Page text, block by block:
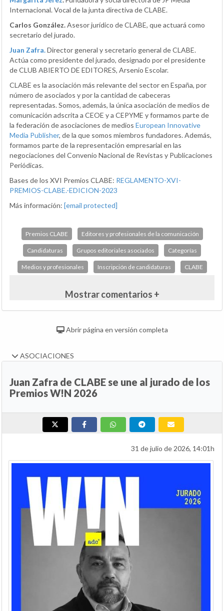
Internacional. Vocal de la junta directiva de CLABE.
Carlos González.Asesor jurídico de CLABE, que actuará como
secretario del jurado.
Juan Zafra.Director general y secretario general de CLABE.
Actúa como presidente del jurado, designado por el presidente
de CLUB ABIERTO DE EDITORES, Arsenio Escolar.
CLABE es la asociación más relevante del sector en España, por
número de asociados y por la cantidad de cabeceras
representadas. Somos, además, la única asociación de medios de
comunicación adscrita a CEOE y a CEPYME y formamos parte de
la federación de asociaciones de medios European Innovative
Media Publisher, de la que somos miembros fundadores. Además,
formamos parte de la representación empresarial en las
negociaciones del Convenio Nacional de Revistas y Publicaciones
Periódicas.
Bases de los XVI Premios CLABE: REGLAMENTO-XVI-
PREMIOS-CLABE.-EDICION-2023
Más información: [email protected]
Premios CLABE Editores y profesionales de la comunicación
Candidaturas Grupos editoriales asociados Categorías
Medios y profesionales Inscripción de candidaturas CLABE
Mostrar comentarios +
Abrir página en versión completa
ASOCIACIONES
Juan Zafra de CLABE se une al jurado de los
Premios W!N 2026
31 de julio de 2026, 14:01h